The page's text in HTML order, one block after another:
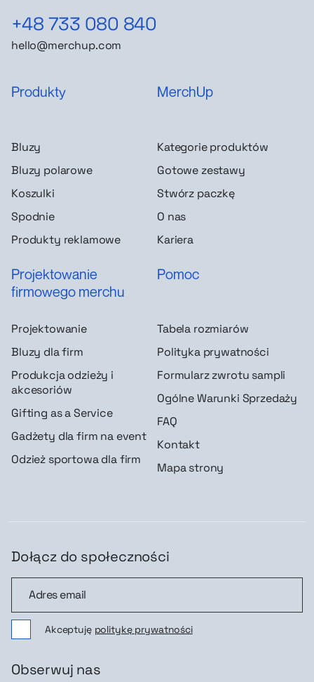
+48 733 080 840
hello@merchup.com
Produkty
Bluzy
Bluzy polarowe
Koszulki
Spodnie
Produkty reklamowe
MerchUp
Kategorie produktów
Gotowe zestawy
Stwórz paczkę
O nas
Kariera
Projektowanie
firmowego merchu
Projektowanie
Bluzy dla firm
Produkcja odzieży i
akcesoriów
Gifting as a Service
Gadżety dla firm na event
Odzież sportowa dla firm
Pomoc
Tabela rozmiarów
Polityka prywatności
Formularz zwrotu sampli
Ogólne Warunki Sprzedaży
FAQ
Kontakt
Mapa strony
Dołącz do społeczności
Akceptuję politykę prywatności
Obserwuj nas